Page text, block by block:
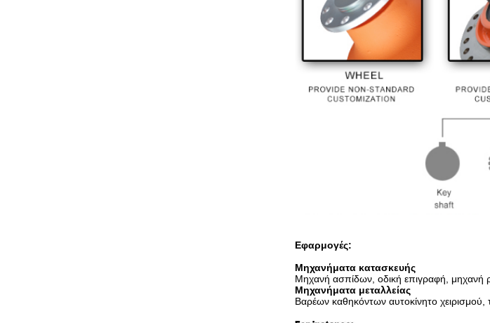
Εφαρμογές:
Μηχανήματα κατασκευής
Μηχανή ασπίδων, οδική επιγραφή, μηχανή
Μηχανήματα μεταλλείας
Βαρέων καθηκόντων αυτοκίνητο